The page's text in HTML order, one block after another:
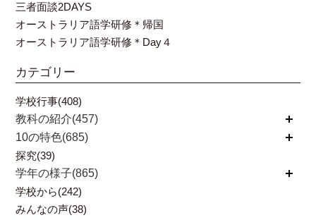
三者面談2DAYS
オーストラリア語学研修＊帰国
オーストラリア語学研修＊Day４
カテゴリー
学校行事(408)
教科の紹介(457)
開く
10の特色(685)
開く
探究(39)
学年の様子(865)
開く
学校から(242)
みんなの声(38)